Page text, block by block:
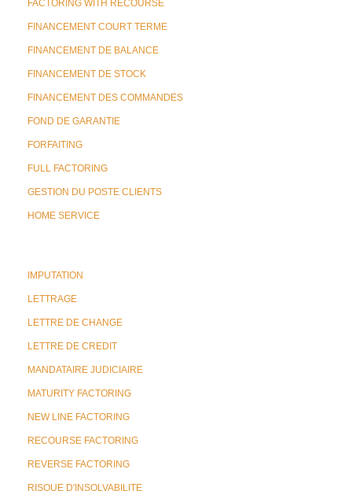
FACTORING WITH RECOURSE
FINANCEMENT COURT TERME
FINANCEMENT DE BALANCE
FINANCEMENT DE STOCK
FINANCEMENT DES COMMANDES
FOND DE GARANTIE
FORFAITING
FULL FACTORING
GESTION DU POSTE CLIENTS
HOME SERVICE
IMPUTATION
LETTRAGE
LETTRE DE CHANGE
LETTRE DE CREDIT
MANDATAIRE JUDICIAIRE
MATURITY FACTORING
NEW LINE FACTORING
RECOURSE FACTORING
REVERSE FACTORING
RISQUE D'INSOLVABILITE